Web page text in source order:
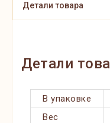
Детали товара
Детали
В упаковке
Вес